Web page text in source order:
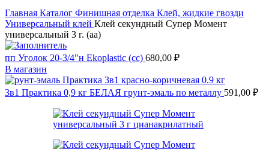
Главная Каталог Финишная отделка Клей, жидкие гвозди
Универсальный клей Клей секундный Супер Момент
универсальный 3 г. (аа)
пп Уголок 20-3/4"н Ekoplastic (сс) 680,00 ₽
В магазин
3в1 Практика 0,9 кг БЕЛАЯ грунт-эмаль по металлу 591,00 ₽